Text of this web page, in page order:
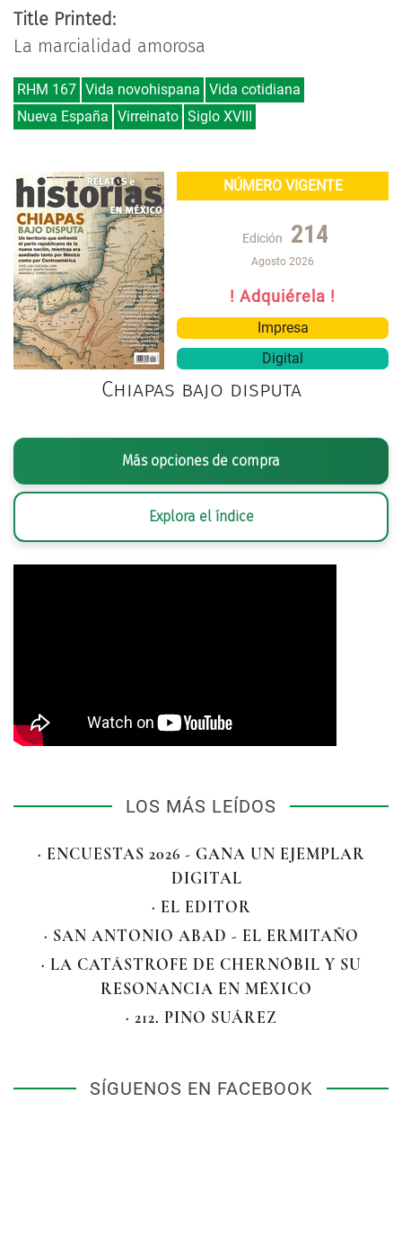
Title Printed:
La marcialidad amorosa
RHM 167 Vida novohispana Vida cotidiana
Nueva España Virreinato Siglo XVIII
NÚMERO VIGENTE
Edición 214
Agosto 2026
! Adquiérela !
Impresa
Digital
Chiapas bajo disputa
Más opciones de compra
Explora el índice
LOS MÁS LEÍDOS
· ENCUESTAS 2026 - GANA UN EJEMPLAR
DIGITAL
· EL EDITOR
· SAN ANTONIO ABAD - EL ERMITAÑO
· LA CATÁSTROFE DE CHERNÓBIL Y SU
RESONANCIA EN MÉXICO
· 212. PINO SUÁREZ
SÍGUENOS EN FACEBOOK